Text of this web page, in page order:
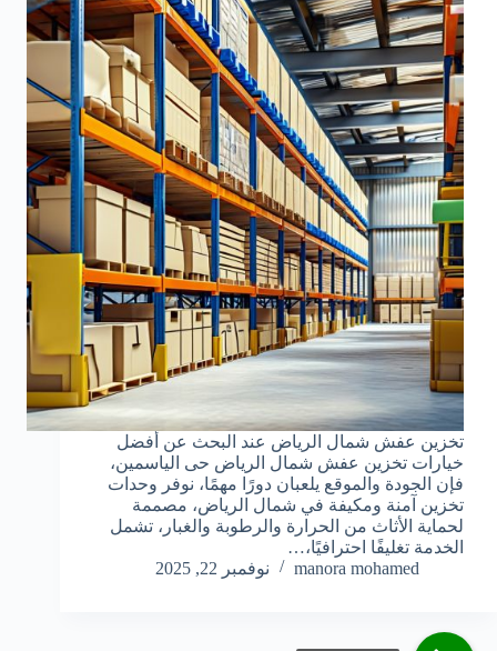
تخزين عفش شمال الرياض عند البحث عن أفضل
خيارات تخزين عفش شمال الرياض حى الياسمين،
فإن الجودة والموقع يلعبان دورًا مهمًا، نوفر وحدات
تخزين آمنة ومكيفة في شمال الرياض، مصممة
لحماية الأثاث من الحرارة والرطوبة والغبار، تشمل
الخدمة تغليفًا احترافيًا،…
manora mohamed
نوفمبر 22, 2025